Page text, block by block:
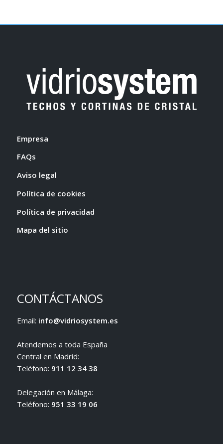
Empresa
FAQs
Aviso legal
Política de cookies
Política de privacidad
Mapa del sitio
CONTÁCTANOS
Email: info@vidriosystem.es
Atendemos a toda España
Central en Madrid:
Teléfono: 911 12 34 38
Delegación en Málaga:
Teléfono: 951 33 19 06